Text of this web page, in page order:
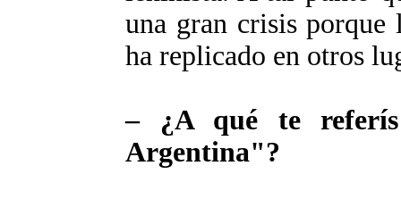
una gran crisis porque
ha replicado en otros
– ¿A qué te
Argentina"?